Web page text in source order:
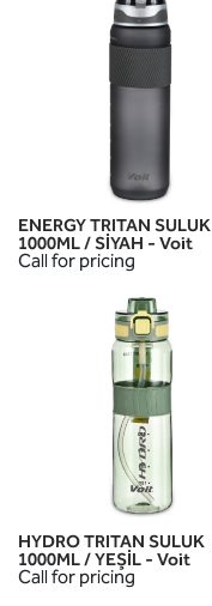
ENERGY TRITAN SULUK
1000ML / SİYAH - Voit
Call for pricing
HYDRO TRITAN SULUK
1000ML / YEŞİL - Voit
Call for pricing